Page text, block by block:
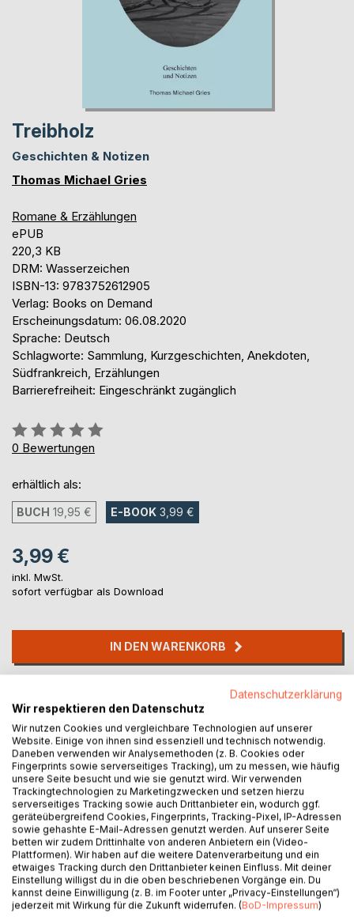
Treibholz
Geschichten & Notizen
Thomas Michael Gries
Romane & Erzählungen
ePUB
220,3 KB
DRM: Wasserzeichen
ISBN-13: 9783752612905
Verlag: Books on Demand
Erscheinungsdatum: 06.08.2020
Sprache: Deutsch
Schlagworte: Sammlung, Kurzgeschichten, Anekdoten,
Südfrankreich, Erzählungen
Barrierefreiheit: Eingeschränkt zugänglich
Bewertung::
0%
0 Bewertungen
erhältlich als:
BUCH 19,95 € E-BOOK 3,99 €
3,99 €
inkl. MwSt.
sofort verfügbar als Download
IN DEN WARENKORB
Titel bewerten
BESCHREIBUNG
»Guten Tag, mein Name ist Franz«, sagte der Fremde und
ohne meine Erwiderung abzuwarten, fuhr er fort mit einem
Satz, der mir völlig unverständlich war: »Ich habe meine
Datenschutzerklärung
Wir respektieren den Datenschutz
Wir nutzen Cookies und vergleichbare Technologien auf unserer
Website. Einige von ihnen sind essenziell und technisch notwendig.
Daneben verwenden wir Analysemethoden (z. B. Cookies oder
Fingerprints sowie serverseitiges Tracking), um zu messen, wie häufig
unsere Seite besucht und wie sie genutzt wird. Wir verwenden
Trackingtechnologien zu Marketingzwecken und setzen hierzu
serverseitiges Tracking sowie auch Drittanbieter ein, wodurch ggf.
geräteübergreifend Cookies, Fingerprints, Tracking-Pixel, IP-Adressen
sowie gehashte E-Mail-Adressen genutzt werden. Auf unserer Seite
betten wir zudem Drittinhalte von anderen Anbietern ein (Video-
Plattformen). Wir haben auf die weitere Datenverarbeitung und ein
etwaiges Tracking durch den Drittanbieter keinen Einfluss. Mit deiner
Einstellung willigst du in die oben beschriebenen Vorgänge ein. Du
kannst deine Einwilligung (z. B. im Footer unter „Privacy-Einstellungen“)
jederzeit mit Wirkung für die Zukunft widerrufen. (BoD-Impressum)